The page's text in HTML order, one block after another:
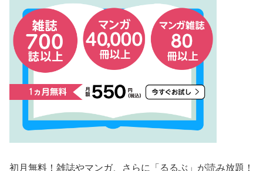
初月無料！雑誌やマンガ、さらに「るるぶ」が読み放題！